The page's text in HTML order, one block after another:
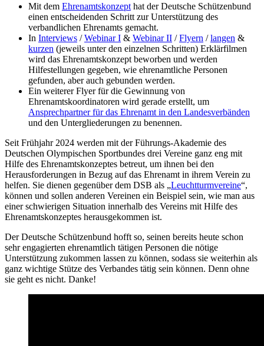
Mit dem Ehrenamtskonzept hat der Deutsche Schützenbund
einen entscheidenden Schritt zur Unterstützung des
verbandlichen Ehrenamts gemacht.
In Interviews /Webinar I & Webinar II /Flyern /langen &
kurzen (jeweils unter den einzelnen Schritten) Erklärfilmen
wird das Ehrenamtskonzept beworben und werden
Hilfestellungen gegeben, wie ehrenamtliche Personen
gefunden, aber auch gebunden werden.
Ein weiterer Flyer für die Gewinnung von
Ehrenamtskoordinatoren wird gerade erstellt, um
Ansprechpartner für das Ehrenamt in den Landesverbänden
und den Untergliederungen zu benennen.
Seit Frühjahr 2024 werden mit der Führungs-Akademie des
Deutschen Olympischen Sportbundes drei Vereine ganz eng mit
Hilfe des Ehrenamtskonzeptes betreut, um ihnen bei den
Herausforderungen in Bezug auf das Ehrenamt in ihrem Verein zu
helfen. Sie dienen gegenüber dem DSB als „Leuchtturmvereine“,
können und sollen anderen Vereinen ein Beispiel sein, wie man aus
einer schwierigen Situation innerhalb des Vereins mit Hilfe des
Ehrenamtskonzeptes herausgekommen ist.
Der Deutsche Schützenbund hofft so, seinen bereits heute schon
sehr engagierten ehrenamtlich tätigen Personen die nötige
Unterstützung zukommen lassen zu können, sodass sie weiterhin als
ganz wichtige Stütze des Verbandes tätig sein können. Denn ohne
sie geht es nicht. Danke!